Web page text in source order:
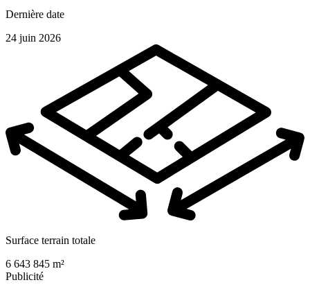
Dernière date
24 juin 2026
Surface terrain totale
6 643 845 m²
Publicité